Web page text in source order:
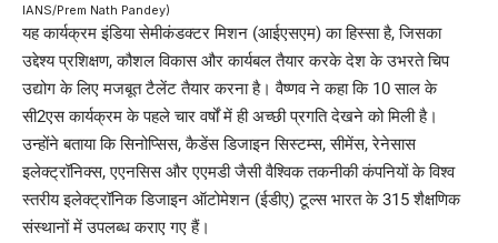
IANS/Prem Nath Pandey)
यह कार्यक्रम इंडिया सेमीकंडक्टर मिशन (आईएसएम) का हिस्सा है, जिसका
उद्देश्य प्रशिक्षण, कौशल विकास और कार्यबल तैयार करके देश के उभरते चिप
उद्योग के लिए मजबूत टैलेंट तैयार करना है। वैष्णव ने कहा कि 10 साल के
सी2एस कार्यक्रम के पहले चार वर्षों में ही अच्छी प्रगति देखने को मिली है।
उन्होंने बताया कि सिनोप्सिस, कैडेंस डिजाइन सिस्टम्स, सीमेंस, रेनेसास
इलेक्ट्रॉनिक्स, एएनसिस और एएमडी जैसी वैश्विक तकनीकी कंपनियों के विश्व
स्तरीय इलेक्ट्रॉनिक डिजाइन ऑटोमेशन (ईडीए) टूल्स भारत के 315 शैक्षणिक
संस्थानों में उपलब्ध कराए गए हैं।